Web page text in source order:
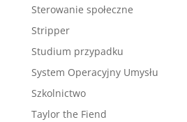
Sterowanie społeczne
Stripper
Studium przypadku
System Operacyjny Umysłu
Szkolnictwo
Taylor the Fiend